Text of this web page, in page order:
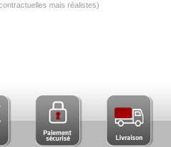
mais réalistes)